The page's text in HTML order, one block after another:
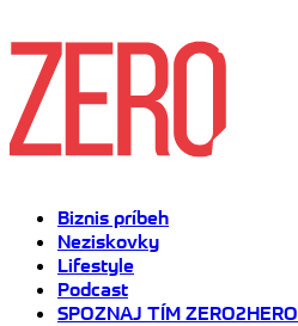
Biznis príbeh
Neziskovky
Lifestyle
Podcast
SPOZNAJ TÍM ZERO2HERO